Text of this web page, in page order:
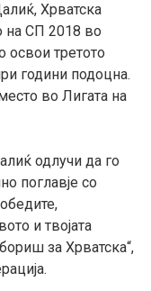
Хрватска
на СП 2018 во
освои третото
години подоцна.
во Лигата на
одлучи да го
поглавје со
и твојата
за Хрватска“,